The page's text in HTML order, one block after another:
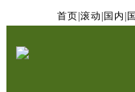
首页 滚动 国内